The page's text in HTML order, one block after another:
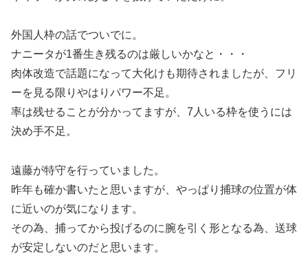
外国人枠の話でついでに。
ナニータが1番生き残るのは厳しいかなと・・・
肉体改造で話題になって大化けも期待されましたが、フリ
ーを見る限りやはりパワー不足。
率は残せることが分かってますが、7人いる枠を使うには
決め手不足。
遠藤が特守を行っていました。
昨年も確か書いたと思いますが、やっぱり捕球の位置が体
に近いのが気になります。
その為、捕ってから投げるのに腕を引く形となる為、送球
が安定しないのだと思います。